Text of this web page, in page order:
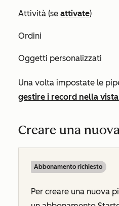
Attività (se attivate)
Ordini
Oggetti personalizzati
Una volta impostate le
gestire i record nella
Creare una
Abbonamento richiesto
Per creare una nuova